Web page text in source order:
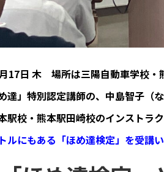
17日 木 場所は三陽自動車学校・
め達」特別認定講師の、中島智子（
駅校・熊本駅田崎校のインストラ
ルにもある「ほめ達検定」を受講